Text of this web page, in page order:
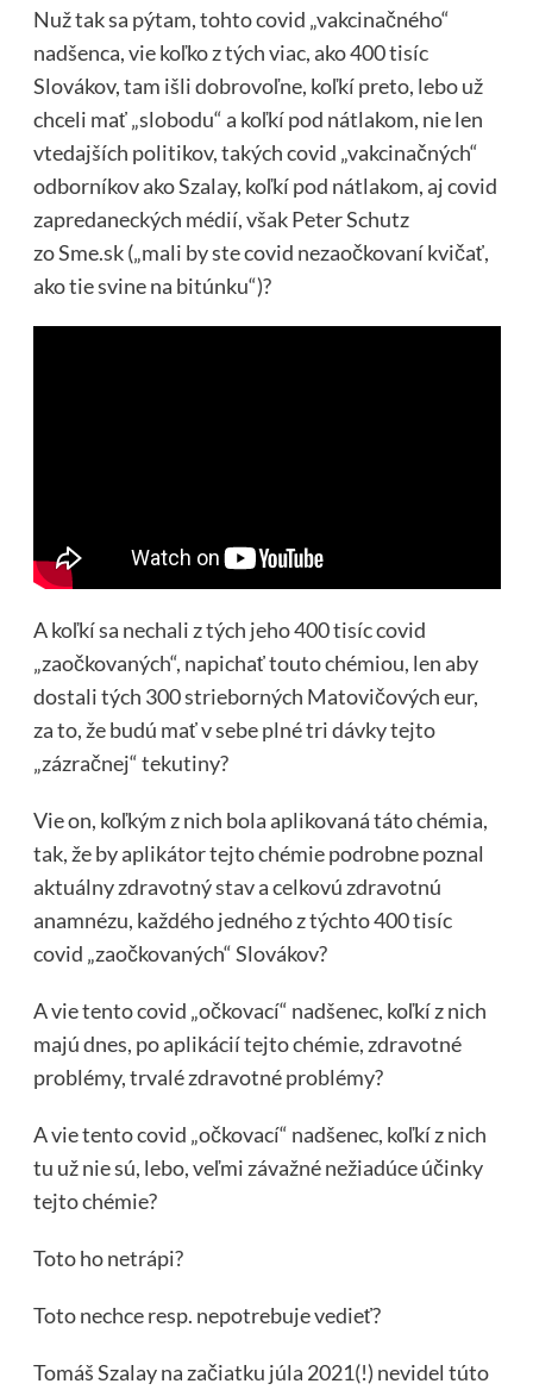
Nuž tak sa pýtam, tohto covid „vakcinačného“
nadšenca, vie koľko z tých viac, ako 400 tisíc
Slovákov, tam išli dobrovoľne, koľkí preto, lebo už
chceli mať „slobodu“ a koľkí pod nátlakom, nie len
vtedajších politikov, takých covid „vakcinačných“
odborníkov ako Szalay, koľkí pod nátlakom, aj covid
zapredaneckých médií, však Peter Schutz
zo Sme.sk („mali by ste covid nezaočkovaní kvičať,
ako tie svine na bitúnku“)?
A koľkí sa nechali z tých jeho 400 tisíc covid
„zaočkovaných“, napichať touto chémiou, len aby
dostali tých 300 strieborných Matovičových eur,
za to, že budú mať v sebe plné tri dávky tejto
„zázračnej“ tekutiny?
Vie on, koľkým z nich bola aplikovaná táto chémia,
tak, že by aplikátor tejto chémie podrobne poznal
aktuálny zdravotný stav a celkovú zdravotnú
anamnézu, každého jedného z týchto 400 tisíc
covid „zaočkovaných“ Slovákov?
A vie tento covid „očkovací“ nadšenec, koľkí z nich
majú dnes, po aplikácií tejto chémie, zdravotné
problémy, trvalé zdravotné problémy?
A vie tento covid „očkovací“ nadšenec, koľkí z nich
tu už nie sú, lebo, veľmi závažné nežiadúce účinky
tejto chémie?
Toto ho netrápi?
Toto nechce resp. nepotrebuje vedieť?
Tomáš Szalay na začiatku júla 2021(!) nevidel túto